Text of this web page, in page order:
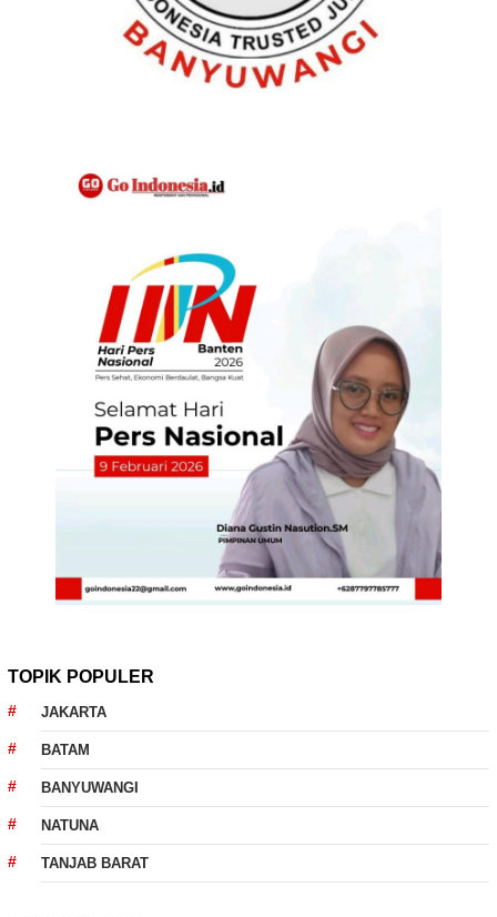
TOPIK POPULER
JAKARTA
BATAM
BANYUWANGI
NATUNA
TANJAB BARAT